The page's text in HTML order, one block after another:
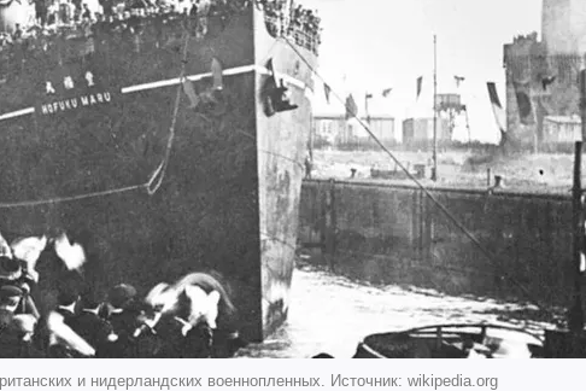
и нидерландских военнопленных. Источник: wikipedia.org